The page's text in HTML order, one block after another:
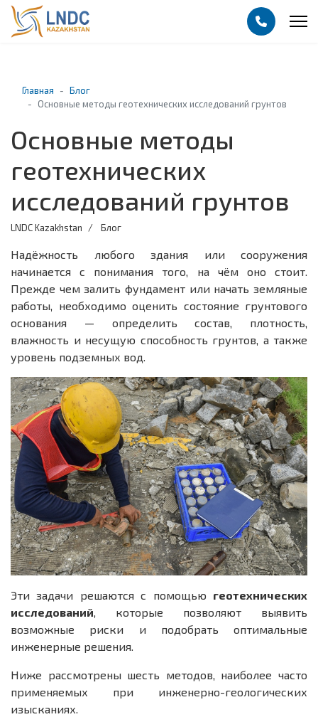
Главная
Блог
Основные методы геотехнических исследований грунтов
Основные методы
геотехнических
исследований грунтов
LNDC Kazakhstan Блог
Надёжность любого здания или сооружения
начинается с понимания того, на чём оно стоит.
Прежде чем залить фундамент или начать земляные
работы, необходимо оценить состояние грунтового
основания — определить состав, плотность,
влажность и несущую способность грунтов, а также
уровень подземных вод.
Эти задачи решаются с помощью геотехнических
исследований, которые позволяют выявить
возможные риски и подобрать оптимальные
инженерные решения.
Ниже рассмотрены шесть методов, наиболее часто
применяемых при инженерно-геологических
изысканиях.